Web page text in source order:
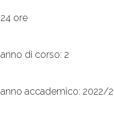
24 ore
anno di corso: 2
anno accademico: 2022/